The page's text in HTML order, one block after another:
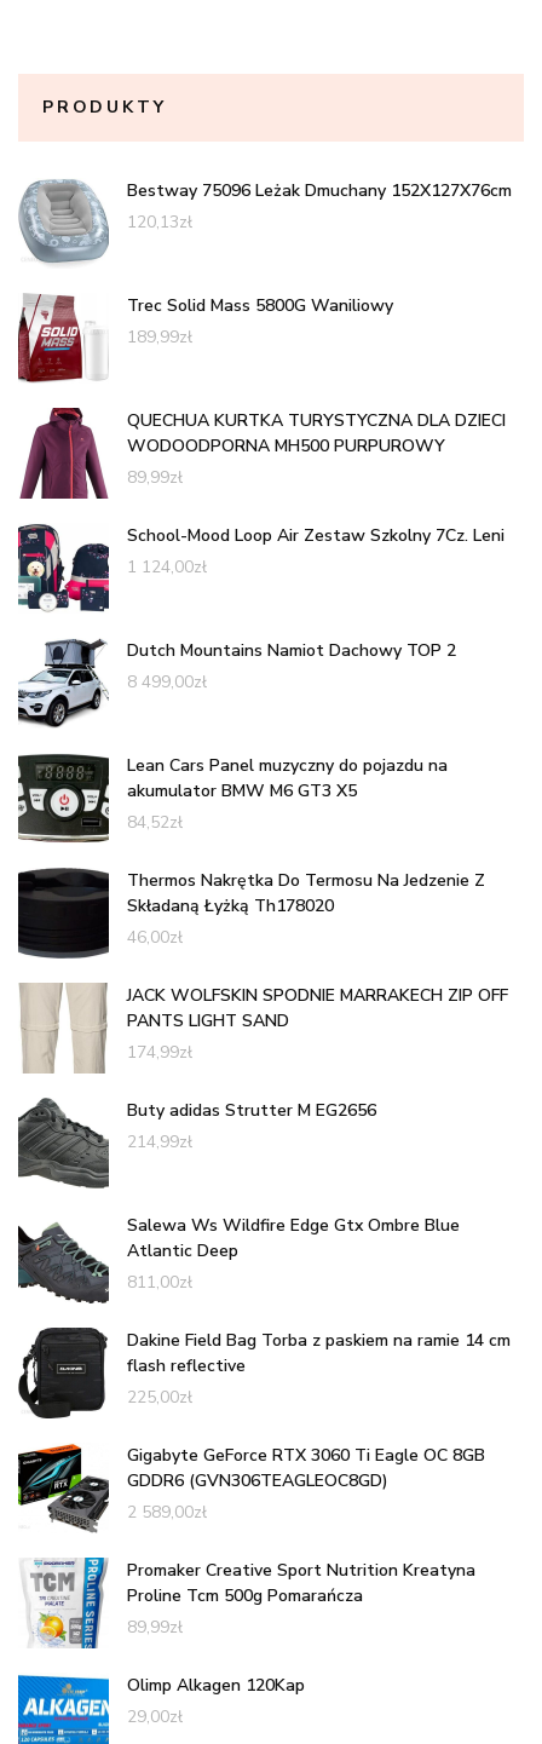
PRODUKTY
Bestway 75096 Leżak Dmuchany 152X127X76cm
120,13zł
Trec Solid Mass 5800G Waniliowy
189,99zł
QUECHUA KURTKA TURYSTYCZNA DLA DZIECI
WODOODPORNA MH500 PURPUROWY
89,99zł
School-Mood Loop Air Zestaw Szkolny 7Cz. Leni
1 124,00zł
Dutch Mountains Namiot Dachowy TOP 2
8 499,00zł
Lean Cars Panel muzyczny do pojazdu na
akumulator BMW M6 GT3 X5
84,52zł
Thermos Nakrętka Do Termosu Na Jedzenie Z
Składaną Łyżką Th178020
46,00zł
JACK WOLFSKIN SPODNIE MARRAKECH ZIP OFF
PANTS LIGHT SAND
174,99zł
Buty adidas Strutter M EG2656
214,99zł
Salewa Ws Wildfire Edge Gtx Ombre Blue
Atlantic Deep
811,00zł
Dakine Field Bag Torba z paskiem na ramie 14 cm
flash reflective
225,00zł
Gigabyte GeForce RTX 3060 Ti Eagle OC 8GB
GDDR6 (GVN306TEAGLEOC8GD)
2 589,00zł
Promaker Creative Sport Nutrition Kreatyna
Proline Tcm 500g Pomarańcza
89,99zł
Olimp Alkagen 120Kap
29,00zł